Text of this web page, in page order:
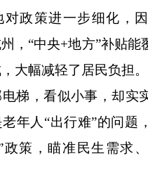
策进一步细化，因
，“中央+地方”补贴能
大幅减轻了居民负担。
，看似小事，却实
老年人“出行难”的问题
政策，瞄准民生需求